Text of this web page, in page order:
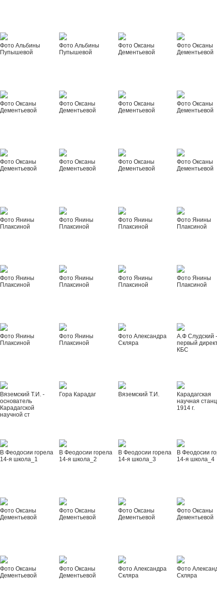
Фото Альбины
Пупышевой
Фото Альбины
Пупышевой
Фото Оксаны
Дементьевой
Фото Оксаны
Дементьевой
Фото Оксаны
Дементьевой
Фото Оксаны
Дементьевой
Фото Оксаны
Дементьевой
Фото Оксаны
Дементьевой
Фото Оксаны
Дементьевой
Фото Оксаны
Дементьевой
Фото Оксаны
Дементьевой
Фото Оксаны
Дементьевой
Фото Янины
Плаксиной
Фото Янины
Плаксиной
Фото Янины
Плаксиной
Фото Янины
Плаксиной
Фото Янины
Плаксиной
Фото Янины
Плаксиной
Фото Янины
Плаксиной
Фото Янины
Плаксиной
Фото Янины
Плаксиной
Фото Янины
Плаксиной
Фото Александра
Скляра
А.Ф Слудский
первый
КБС
Вяземский Т.И. -
основатель
Карадагской
научной ст
Гора Карадаг Вяземский Т.И.
Карадагская
научная
1914 г.
В Феодосии горела
14-я школа_1
В Феодосии горела
14-я школа_2
В Феодосии горела
14-я школа_3
В Феодосии
14-я школа_4
Фото Оксаны
Дементьевой
Фото Оксаны
Дементьевой
Фото Оксаны
Дементьевой
Фото Оксаны
Дементьевой
Фото Оксаны
Дементьевой
Фото Оксаны
Дементьевой
Фото Александра
Скляра
Фото
Скляра